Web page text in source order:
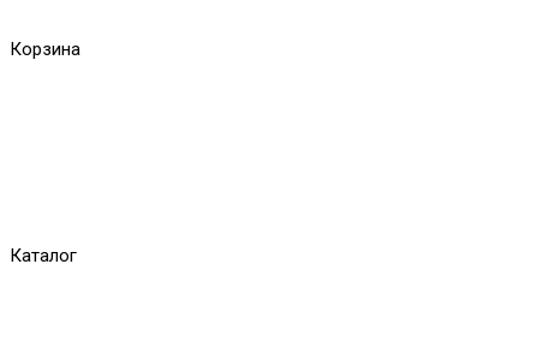
Корзина
Каталог